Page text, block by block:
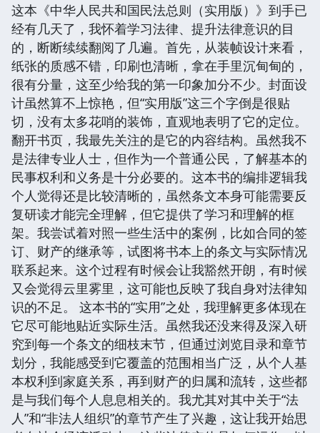
这本《中华人民共和国民法总则（实用版）》到手已
经有几天了，我怀着学习法律、提升法律意识的目
的，断断续续翻阅了几遍。首先，从装帧设计来看，
纸张的质感不错，印刷也清晰，拿在手里沉甸甸的，
很有分量，这至少给我的第一印象加分不少。封面设
计虽然算不上惊艳，但“实用版”这三个字倒是很贴
切，没有太多花哨的装饰，直观地表明了它的定位。
翻开书页，我最先关注的是它的内容结构。虽然我不
是法律专业人士，但作为一个普通公民，了解基本的
民事权利和义务是十分必要的。这本书的编排逻辑我
个人觉得还是比较清晰的，虽然条文本身可能需要反
复研读才能完全理解，但它提供了学习和理解的框
架。我尝试着对照一些生活中的案例，比如合同的签
订、财产的继承等，试图将书本上的条文与实际情况
联系起来。这个过程有时候会让我豁然开朗，有时候
又会觉得云里雾里，这可能也反映了我自身对法律知
识的不足。 这本书的“实用”之处，我理解更多体现在
它尽可能地贴近实际生活。虽然我还没来得及深入研
究到每一个条文的细枝末节，但通过浏览目录和章节
划分，我能感受到它覆盖的范围相当广泛，从个人基
本权利到家庭关系，再到财产的归属和流转，这些都
是与我们每个人息息相关的。我尤其对其中关于“法
人”和“非法人组织”的章节产生了兴趣，这让我开始思